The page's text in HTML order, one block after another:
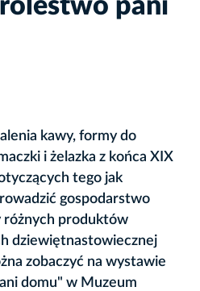
pani
kawy, formy do
i żelazka z końca XIX
tego jak
gospodarstwo
różnych produktów
dziewiętnastowiecznej
zobaczyć na wystawie
domu" w Muzeum